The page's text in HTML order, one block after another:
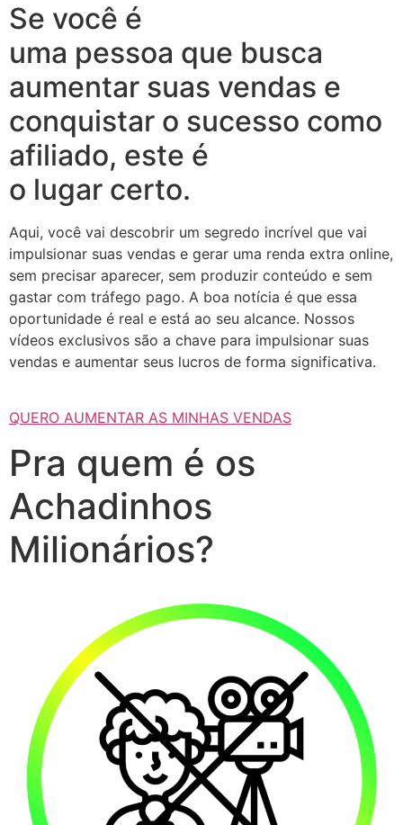
Se você é
uma pessoa que busca
aumentar suas vendas e
conquistar o sucesso como
afiliado, este é
o lugar certo.
Aqui, você vai descobrir um segredo incrível que vai
impulsionar suas vendas e gerar uma renda extra online,
sem precisar aparecer, sem produzir conteúdo e sem
gastar com tráfego pago. A boa notícia é que essa
oportunidade é real e está ao seu alcance. Nossos
vídeos exclusivos são a chave para impulsionar suas
vendas e aumentar seus lucros de forma significativa.
QUERO AUMENTAR AS MINHAS VENDAS
Pra quem é os
Achadinhos
Milionários?